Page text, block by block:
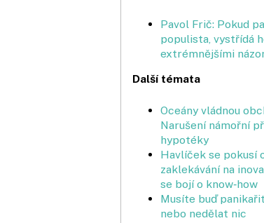
Pavol Frič: Pokud
populista, vystřídá
extrémnějšími
Další témata
Oceány vládnou
Narušení námořní
hypotéky
Havlíček se pokusí
zakleká­vání na
se bojí o know‑how
Musíte buď
nebo nedělat nic